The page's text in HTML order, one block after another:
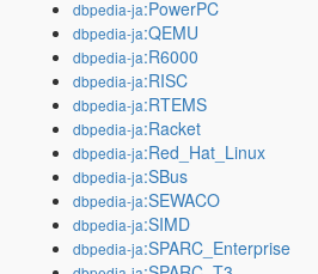
dbpedia-ja:PowerPC
dbpedia-ja:QEMU
dbpedia-ja:R6000
dbpedia-ja:RISC
dbpedia-ja:RTEMS
dbpedia-ja:Racket
dbpedia-ja:Red_Hat_Linux
dbpedia-ja:SBus
dbpedia-ja:SEWACO
dbpedia-ja:SIMD
dbpedia-ja:SPARC_Enterprise